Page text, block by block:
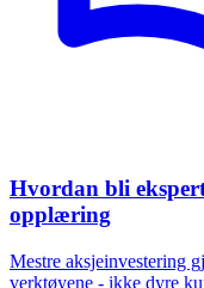
Hvordan bli
opplæring
Mestre aksjeinvestering
verktøyene - ikke dyre